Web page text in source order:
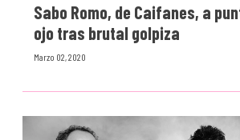
Sabo Romo, de Caifanes, a
ojo tras brutal golpiza
Marzo 02, 2020